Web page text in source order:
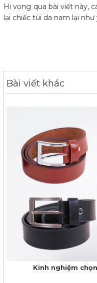
Hi vọng qua bài viết này,
lại chiếc túi da nam lại
Bài viết khác
Kinh nghiệm